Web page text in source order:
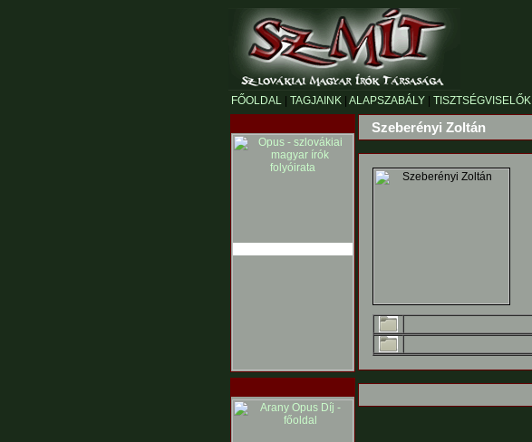
FŐOLDAL TAGJAINK ALAPSZABÁLY TISZTSÉGVISELŐK
Szeberényi Zoltán